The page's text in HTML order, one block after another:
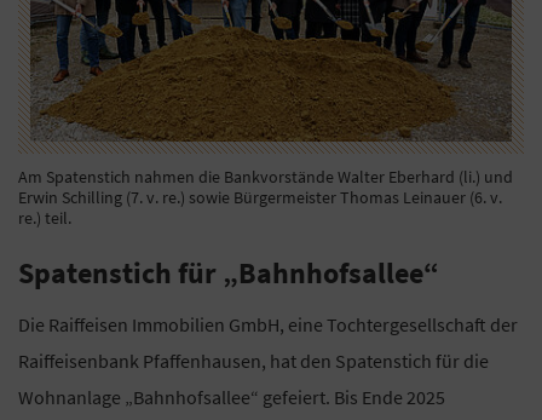
Am Spatenstich nahmen die Bankvorstände Walter Eberhard (li.) und
Erwin Schilling (7. v. re.) sowie Bürgermeister Thomas Leinauer (6. v.
re.) teil.
Spatenstich für „Bahnhofsallee“
Die Raiffeisen Immobilien GmbH, eine Tochtergesellschaft der
Raiffeisenbank Pfaffenhausen, hat den Spatenstich für die
Wohnanlage „Bahnhofsallee“ gefeiert. Bis Ende 2025